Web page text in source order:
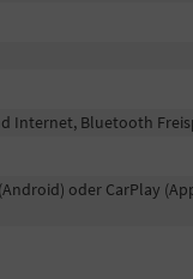
Internet, Bluetooth
oder CarPlay